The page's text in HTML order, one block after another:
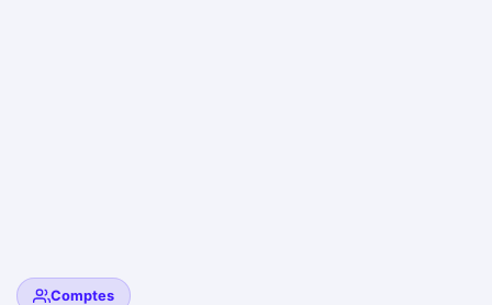
Comptes